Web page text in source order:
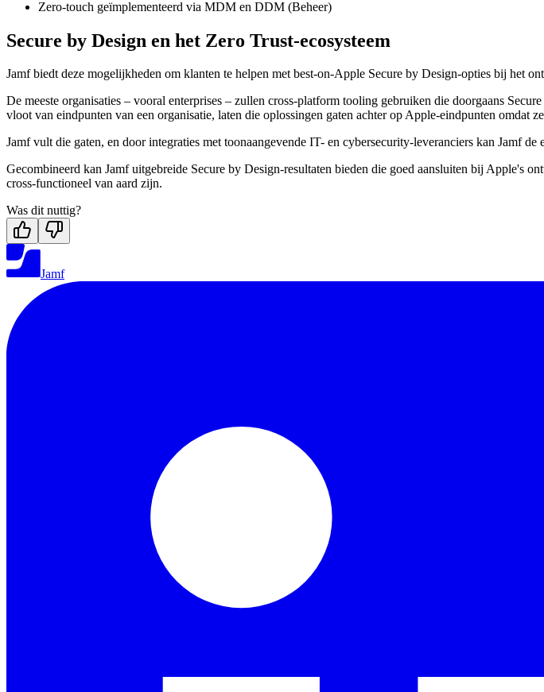
Zero-touch geïmplementeerd via MDM en DDM (Beheer)
Secure by Design en het Zero Trust-ecosysteem
Jamf biedt deze mogelijkheden om klanten te helpen met best-on-Apple Secure by Design-opties bij het
De meeste organisaties – vooral enterprises – zullen cross-platform tooling gebruiken die doorgaans
vloot van eindpunten van een organisatie, laten die oplossingen gaten achter op Apple-eindpunten omdat
Jamf vult die gaten, en door integraties met toonaangevende IT- en cybersecurity-leveranciers kan Jamf
Gecombineerd kan Jamf uitgebreide Secure by Design-resultaten bieden die goed aansluiten bij Apple's
cross-functioneel van aard zijn.
Was dit nuttig?
Jamf